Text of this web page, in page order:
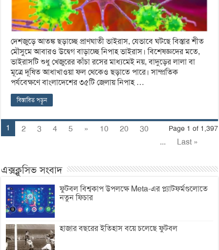
দেশজুড়ে আতঙ্ক ছড়াচ্ছে প্রাণঘাতী ভাইরাস, যেভাবে ঘটছে বিস্তার শীত
মৌসুমে আবারও উদ্বেগ বাড়াচ্ছে নিপাহ ভাইরাস। বিশেষজ্ঞদের মতে,
ভাইরাসটি শুধু খেজুরের কাঁচা রসের মাধ্যমেই নয়, বাদুড়ের লালা বা
মূত্রে দূষিত আধাখাওয়া ফল থেকেও ছড়াতে পারে। সাম্প্রতিক
পর্যবেক্ষণে বাংলাদেশের ৩৫টি জেলায় নিপাহ …
বিস্তারিত পড়ুন
Page 1 of 1,397
1 2 3 4 5 » 10 20
30
...
Last »
এক্সক্লুসিভ সংবাদ
ফুটবল বিশ্বকাপ উপলক্ষে Meta-এর প্ল্যাটফর্মগুলোতে
নতুন ফিচার
হাজার বছরের ইতিহাস বয়ে চলেছে ফুটবল